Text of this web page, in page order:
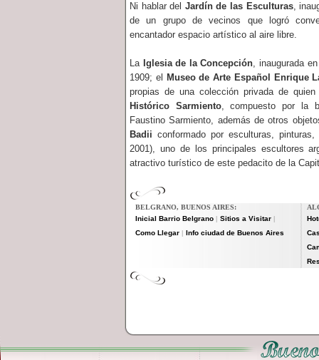
Ni hablar del Jardín de las Esculturas,
de un grupo de vecinos que logró
encantador espacio artístico al aire libre.
La Iglesia de la Concepción, inaugurada
1909; el
Museo de Arte Español Enrique
propias de una colección privada de
Histórico Sarmiento, compuesto por la
Faustino Sarmiento, además de otros
Badii conformado por esculturas,
2001), uno de los principales escultores
atractivo turístico de este pedacito de la
BELGRANO, BUENOS AIRES:
Inicial Barrio Belgrano
Sitios a Visitar
Como Llegar Info ciudad de Buenos Aires